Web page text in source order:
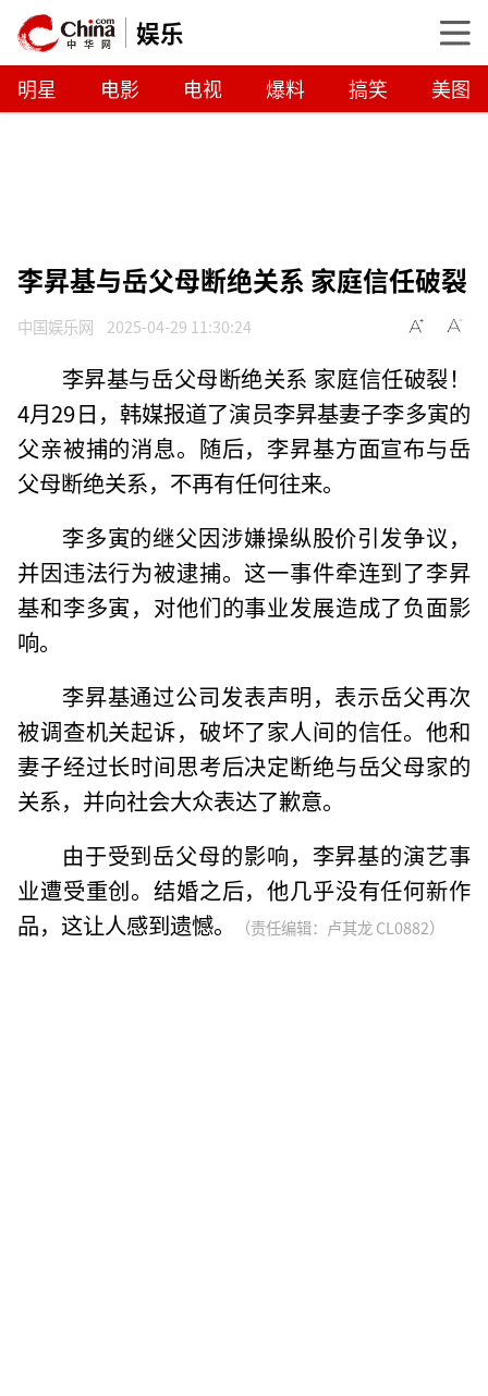
娱乐
明星 电影 电视 爆料 搞笑 美图
李昇基与岳父母断绝关系 家庭信任破裂
中国娱乐网 2025-04-29 11:30:24
李昇基与岳父母断绝关系 家庭信任破裂！
4月29日，韩媒报道了演员李昇基妻子李多寅的
父亲被捕的消息。随后，李昇基方面宣布与岳
父母断绝关系，不再有任何往来。
李多寅的继父因涉嫌操纵股价引发争议，
并因违法行为被逮捕。这一事件牵连到了李昇
基和李多寅，对他们的事业发展造成了负面影
响。
李昇基通过公司发表声明，表示岳父再次
被调查机关起诉，破坏了家人间的信任。他和
妻子经过长时间思考后决定断绝与岳父母家的
关系，并向社会大众表达了歉意。
由于受到岳父母的影响，李昇基的演艺事
业遭受重创。结婚之后，他几乎没有任何新作
品，这让人感到遗憾。
（责任编辑：卢其龙 CL0882）